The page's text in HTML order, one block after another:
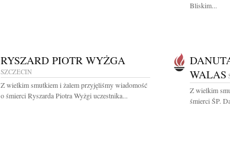
Bliskim...
RYSZARD PIOTR WYŻGA
SZCZECIN
Z wielkim smutkiem i żalem przyjęliśmy wiadomość
o śmierci Ryszarda Piotra Wyżgi uczestnika...
WALAS
Z wielkim
śmierci ŚP.